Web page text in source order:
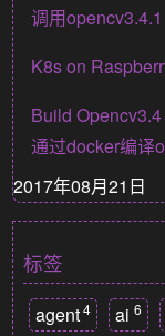
调用opencv3.4.1
K8s on
Build
通过docker编译
2017年08月21日
标签
agent 4 ai 6